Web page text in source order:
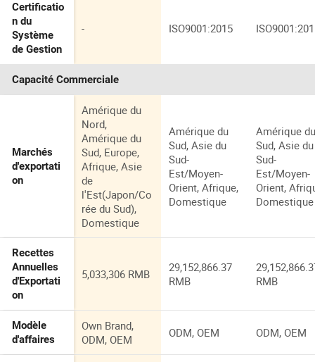
Certificatio
n du
Système
de Gestion
- ISO9001:2015
Capacité Commerciale
Marchés
d'exportati
on
Amérique du
Nord,
Amérique du
Sud, Europe,
Afrique, Asie
de
l'Est(Japon/Co
rée du Sud),
Domestique
Amérique du
Sud, Asie du
Sud-
Est/Moyen-
Orient, Afrique,
Domestique
Amérique
Sud, Asie du
Sud-
Est/Moyen-
Orient,
Domestique
Recettes
Annuelles
d'Exportati
on
5,033,306 RMB
29,152,866.37
RMB
RMB
Modèle
d'affaires
Own Brand,
ODM, OEM
ODM, OEM ODM, OEM